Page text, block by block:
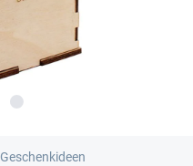
Geschenkideen